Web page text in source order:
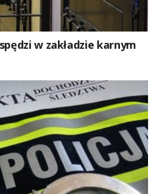
w zakładzie karnym